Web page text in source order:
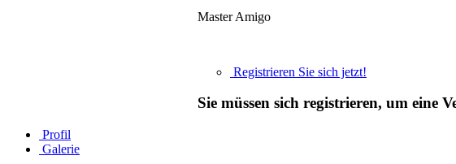
Master Amigo
Registrieren Sie sich jetzt!
Sie müssen sich registrieren, um eine
Profil
Galerie